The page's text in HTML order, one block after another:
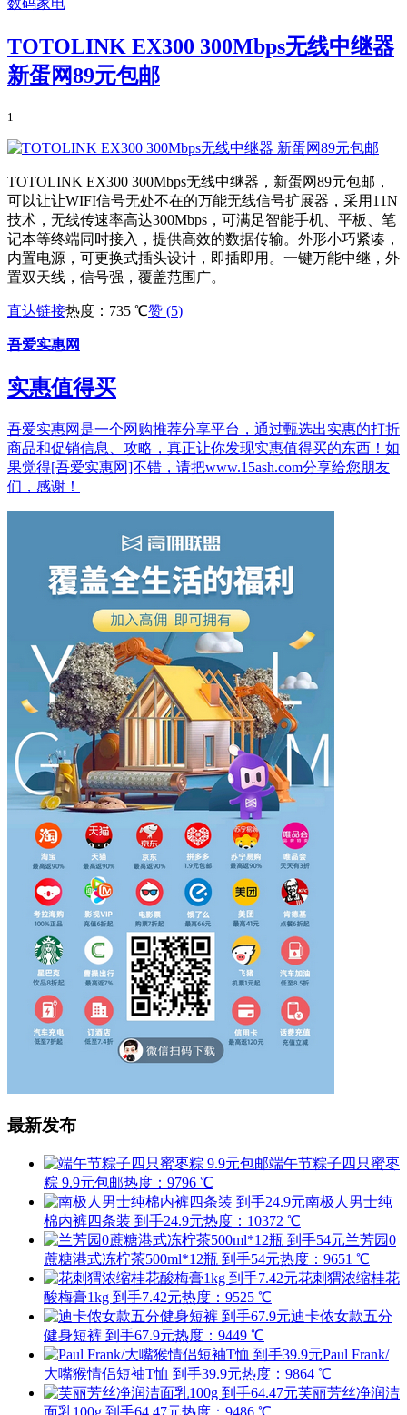
TOTOLINK EX300 300Mbps无线中继器
新蛋网89元包邮
1
TOTOLINK EX300 300Mbps无线中继器，新蛋网89元包邮，
可以让让WIFI信号无处不在的万能无线信号扩展器，采用11N
技术，无线传速率高达300Mbps，可满足智能手机、平板、笔
记本等终端同时接入，提供高效的数据传输。外形小巧紧凑，
内置电源，可更换式插头设计，即插即用。一键万能中继，外
置双天线，信号强，覆盖范围广。
直达链接热度：735 ℃赞 (5)
吾爱实惠网
实惠值得买
吾爱实惠网是一个网购推荐分享平台，通过甄选出实惠的打折
商品和促销信息、攻略，真正让你发现实惠值得买的东西！如
果觉得[吾爱实惠网]不错，请把www.15ash.com分享给您朋友
们，感谢！
最新发布
端午节粽子四只蜜枣
粽 9.9元包邮热度：9796 ℃
南极人男士纯
棉内裤四条装 到手24.9元热度：10372 ℃
兰芳园0
蔗糖港式冻柠茶500ml*12瓶 到手54元热度：9651 ℃
花刺猬浓缩桂花
酸梅膏1kg 到手7.42元热度：9525 ℃
迪卡侬女款五分
健身短裤 到手67.9元热度：9449 ℃
Paul Frank/
大嘴猴情侣短袖T恤 到手39.9元热度：9864 ℃
芙丽芳丝净润洁
面乳100g 到手64.47元热度：9486 ℃